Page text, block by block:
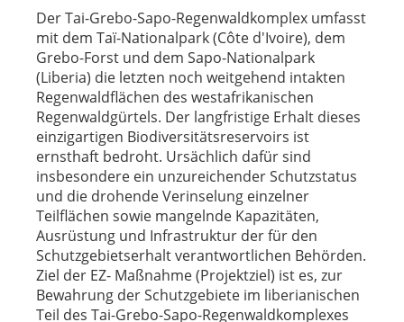
Der Tai-Grebo-Sapo-Regenwaldkomplex umfasst
mit dem Taï-Nationalpark (Côte d'Ivoire), dem
Grebo-Forst und dem Sapo-Nationalpark
(Liberia) die letzten noch weitgehend intakten
Regenwaldflächen des westafrikanischen
Regenwaldgürtels. Der langfristige Erhalt dieses
einzigartigen Biodiversitätsreservoirs ist
ernsthaft bedroht. Ursächlich dafür sind
insbesondere ein unzureichender Schutzstatus
und die drohende Verinselung einzelner
Teilflächen sowie mangelnde Kapazitäten,
Ausrüstung und Infrastruktur der für den
Schutzgebietserhalt verantwortlichen Behörden.
Ziel der EZ- Maßnahme (Projektziel) ist es, zur
Bewahrung der Schutzgebiete im liberianischen
Teil des Tai-Grebo-Sapo-Regenwaldkomplexes